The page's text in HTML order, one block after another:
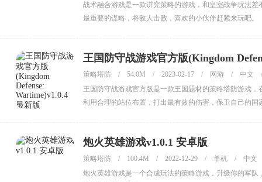
战术融合游戏是一款讲究策略的游戏，和皇室战争玩法
最重要的谋略，将敌人击败，喜欢的小伙伴赶紧来玩吧。
王国防守战游戏官方版(Kingdom
策略塔防 / 54.0M / 2023-02-17 / 网游 / 中文
/
王国防守战游戏官方版是一款王国题材的策略塔防游戏
利用合理的站位布置，打出最有效的伤害，保卫自己的
炮火英雄游戏v1.0.1 安卓版
策略塔防 / 100.4M / 2022-12-29 / 单机 /
中文
炮火英雄游戏是一个合成玩法的策略游戏，升级你的军